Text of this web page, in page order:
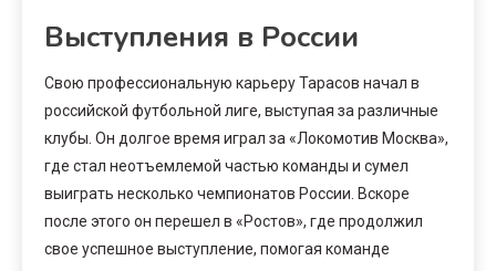
Выступления в России
Свою профессиональную карьеру Тарасов начал в
российской футбольной лиге, выступая за различные
клубы. Он долгое время играл за «Локомотив Москва»,
где стал неотъемлемой частью команды и сумел
выиграть несколько чемпионатов России. Вскоре
после этого он перешел в «Ростов», где продолжил
свое успешное выступление, помогая команде